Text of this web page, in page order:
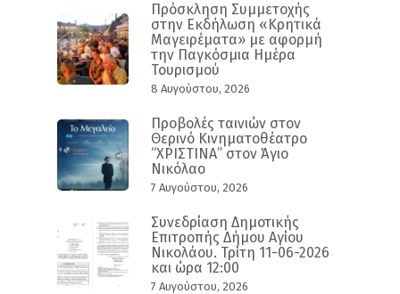
Πρόσκληση Συμμετοχής
στην Εκδήλωση «Κρητικά
Μαγειρέματα» με αφορμή
την Παγκόσμια Ημέρα
Τουρισμού
8 Αυγούστου, 2026
Προβολές ταινιών στον
Θερινό Κινηματοθέατρο
“ΧΡΙΣΤΙΝΑ” στον Άγιο
Νικόλαο
7 Αυγούστου, 2026
Συνεδρίαση Δημοτικής
Επιτροπής Δήμου Αγίου
Νικολάου. Τρίτη 11-06-2026
και ώρα 12:00
7 Αυγούστου, 2026